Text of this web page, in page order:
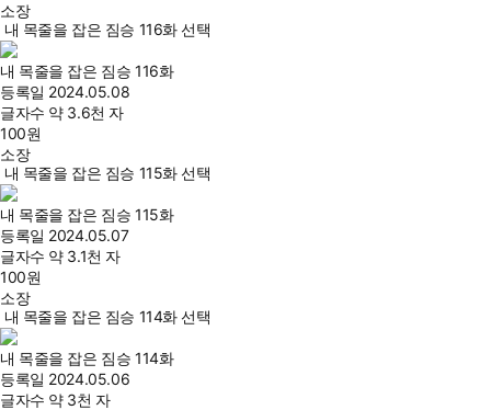
소장
내 목줄을 잡은 짐승 116화 선택
내 목줄을 잡은 짐승 116화
등록일 2024.05.08
글자수 약 3.6천 자
100원
소장
내 목줄을 잡은 짐승 115화 선택
내 목줄을 잡은 짐승 115화
등록일 2024.05.07
글자수 약 3.1천 자
100원
소장
내 목줄을 잡은 짐승 114화 선택
내 목줄을 잡은 짐승 114화
등록일 2024.05.06
글자수 약 3천 자